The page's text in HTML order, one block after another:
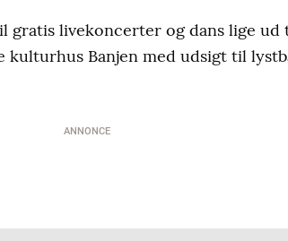
livekoncerter og dans lige ud
Banjen med udsigt til
ANNONCE